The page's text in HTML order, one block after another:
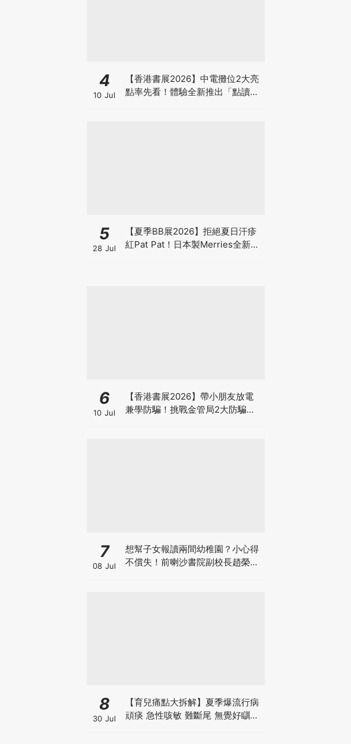
4
10 Jul
【香港書展2026】中電攤位2大亮
點率先看！體驗全新推出「點讀故
5
28 Jul
【夏季BB展2026】拒絕夏日汗疹
紅Pat Pat！日本製Merries全新超
6
10 Jul
【香港書展2026】帶小朋友放電
兼學防騙！挑戰金管局2大防騙遊
7
08 Jul
想幫子女報讀兩間幼稚園？小心得
不償失！前喇沙書院副校長趙榮
8
30 Jul
【育兒痛點大拆解】夏季爆流行病
頑痰 急性咳敏 難斷尾 無覺好瞓？